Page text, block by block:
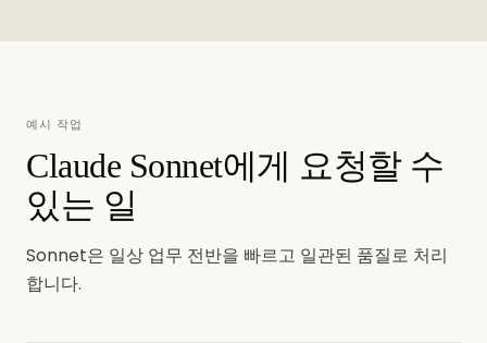
예시 작업
Claude Sonnet에게 요청할 수
있는 일
Sonnet은 일상 업무 전반을 빠르고 일관된 품질로 처리
합니다.